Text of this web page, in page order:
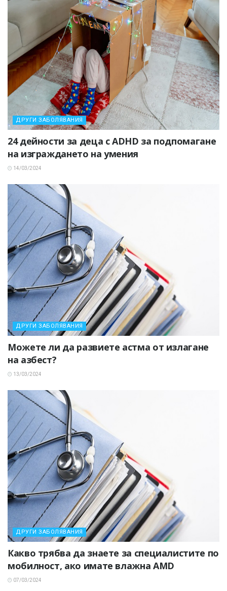
ДРУГИ ЗАБОЛЯВАНИЯ
24 дейности за деца с ADHD за подпомагане
на изграждането на умения
14/03/2024
ДРУГИ ЗАБОЛЯВАНИЯ
Можете ли да развиете астма от излагане
на азбест?
13/03/2024
ДРУГИ ЗАБОЛЯВАНИЯ
Какво трябва да знаете за специалистите по
мобилност, ако имате влажна AMD
07/03/2024